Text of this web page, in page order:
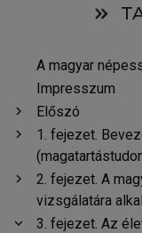
A magyar
Impresszum
chevron_right Előszó
chevron_right
1. fejezet.
chevron_right
2. fejezet. A
vizsgálatára
chevron_right
3. fejezet. Az